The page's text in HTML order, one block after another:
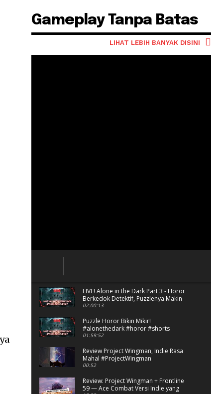
Gameplay Tanpa Batas
LIHAT LEBIH BANYAK DISINI
LIVE! Alone in the Dark Part 3 - Horor
Berkedok Detektif, Puzzlenya Makin
Bikin Mikir?
02:00:13
Puzzle Horor Bikin Mikir!
#alonethedark #horor #shorts
01:59:52
Review Project Wingman, Indie Rasa
Mahal #ProjectWingman
00:52
Review: Project Wingman + Frontline
59 — Ace Combat Versi Indie yang